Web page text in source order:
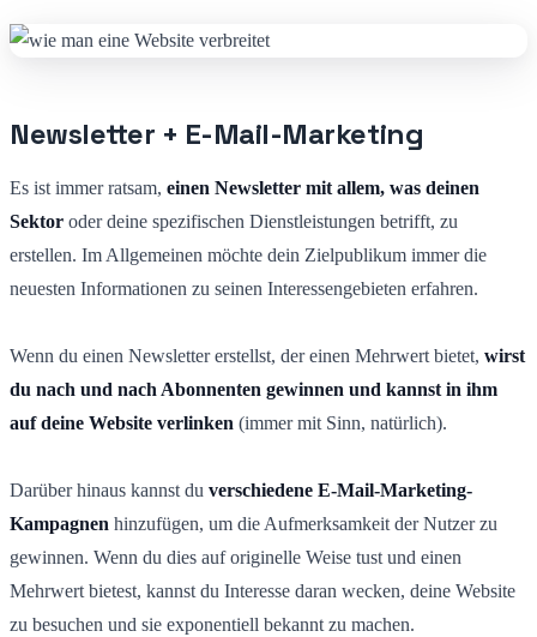
Newsletter + E-Mail-Marketing
Es ist immer ratsam, einen Newsletter mit allem, was deinen
Sektor oder deine spezifischen Dienstleistungen betrifft, zu
erstellen. Im Allgemeinen möchte dein Zielpublikum immer die
neuesten Informationen zu seinen Interessengebieten erfahren.
Wenn du einen Newsletter erstellst, der einen Mehrwert bietet, wirst
du nach und nach Abonnenten gewinnen und kannst in ihm
auf deine Website verlinken (immer mit Sinn, natürlich).
Darüber hinaus kannst du verschiedene E-Mail-Marketing-
Kampagnen hinzufügen, um die Aufmerksamkeit der Nutzer zu
gewinnen. Wenn du dies auf originelle Weise tust und einen
Mehrwert bietest, kannst du Interesse daran wecken, deine Website
zu besuchen und sie exponentiell bekannt zu machen.